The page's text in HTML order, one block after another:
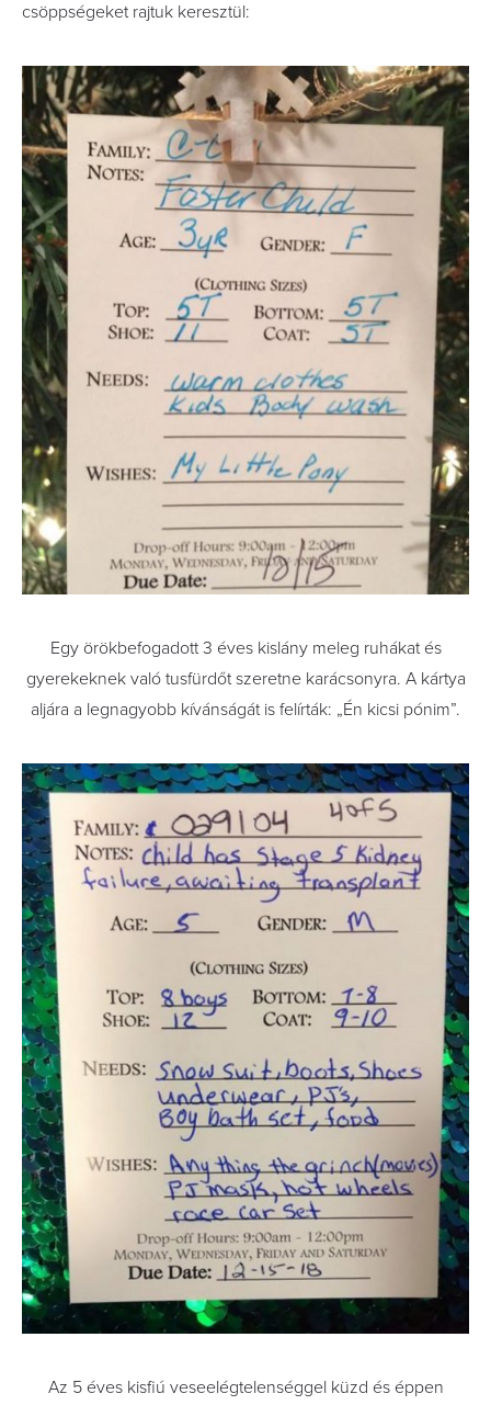
csöppségeket rajtuk keresztül:
Egy örökbefogadott 3 éves kislány meleg ruhákat és
gyerekeknek való tusfürdőt szeretne karácsonyra. A kártya
aljára a legnagyobb kívánságát is felírták: „Én kicsi pónim”.
Az 5 éves kisfiú veseelégtelenséggel küzd és éppen